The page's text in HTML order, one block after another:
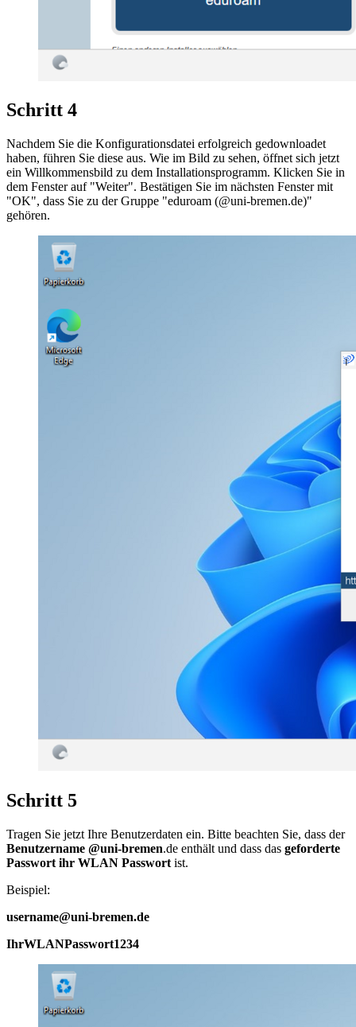
Schritt 4
Nachdem Sie die Konfigurationsdatei erfolgreich gedownloadet
haben, führen Sie diese aus. Wie im Bild zu sehen, öffnet sich jetzt
ein Willkommensbild zu dem Installationsprogramm. Klicken Sie in
dem Fenster auf "Weiter". Bestätigen Sie im nächsten Fenster mit
"OK", dass Sie zu der Gruppe "eduroam (@uni-bremen.de)"
gehören.
Schritt 5
Tragen Sie jetzt Ihre Benutzerdaten ein. Bitte beachten Sie, dass der
Benutzername @uni-bremen.de enthält und dass das geforderte
Passwort ihr WLAN Passwort ist.
Beispiel:
username@uni-bremen.de
IhrWLANPasswort1234